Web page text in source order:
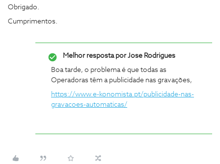
Obrigado.
Cumprimentos.
Melhor resposta porJose Rodrigues
Boa tarde, o problema é que todas as
Operadoras têm a publicidade nas gravações,
https://www.e-konomista.pt/publicidade-nas-
gravacoes-automaticas/